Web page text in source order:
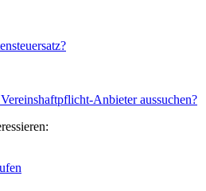
Anbieter aussuchen?